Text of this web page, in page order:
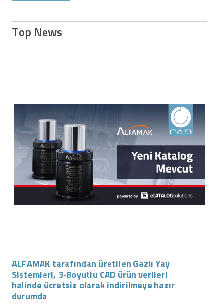
Top News
ALFAMAK tarafından üretilen Gazlı Yay
Sistemleri, 3-Boyutlu CAD ürün verileri
halinde ücretsiz olarak indirilmeye hazır
durumda